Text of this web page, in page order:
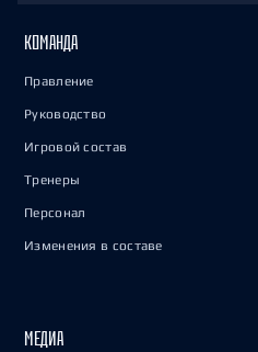
КОМАНДА
Правление
Руководство
Игровой состав
Тренеры
Персонал
Изменения в составе
МЕДИА